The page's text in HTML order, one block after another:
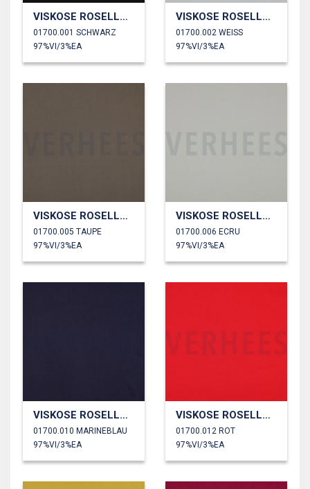
VISKOSE ROSELLA STRETCH
01700.001 SCHWARZ
97%VI/3%EA
VISKOSE ROSELLA STRETCH
01700.002 WEISS
97%VI/3%EA
VISKOSE ROSELLA STRETCH
01700.005 TAUPE
97%VI/3%EA
VISKOSE ROSELLA STRETCH
01700.006 ECRU
97%VI/3%EA
VISKOSE ROSELLA STRETCH
01700.010 MARINEBLAU
97%VI/3%EA
VISKOSE ROSELLA STRETCH
01700.012 ROT
97%VI/3%EA